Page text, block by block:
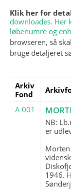
Klik her for
downloades. Her
løbenumre og
browseren, så
bruge detaljeret
Arkiv
Fond
A 001
NB:
er
1946.